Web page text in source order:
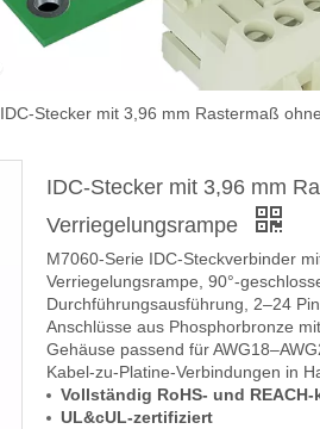
IDC-Stecker mit 3,96 mm Rastermaß
IDC-Stecker mit 3,96 mm
Verriegelungsrampe
M7060-Serie IDC-Steckverbinder
Verriegelungsrampe, 90°-
Durchführungsausführung, 2–24
Anschlüsse aus Phosphorbronze
Gehäuse passend für
Kabel-zu-Platine-Verbindungen in
Vollständig RoHS- und
UL&cUL-zertifiziert